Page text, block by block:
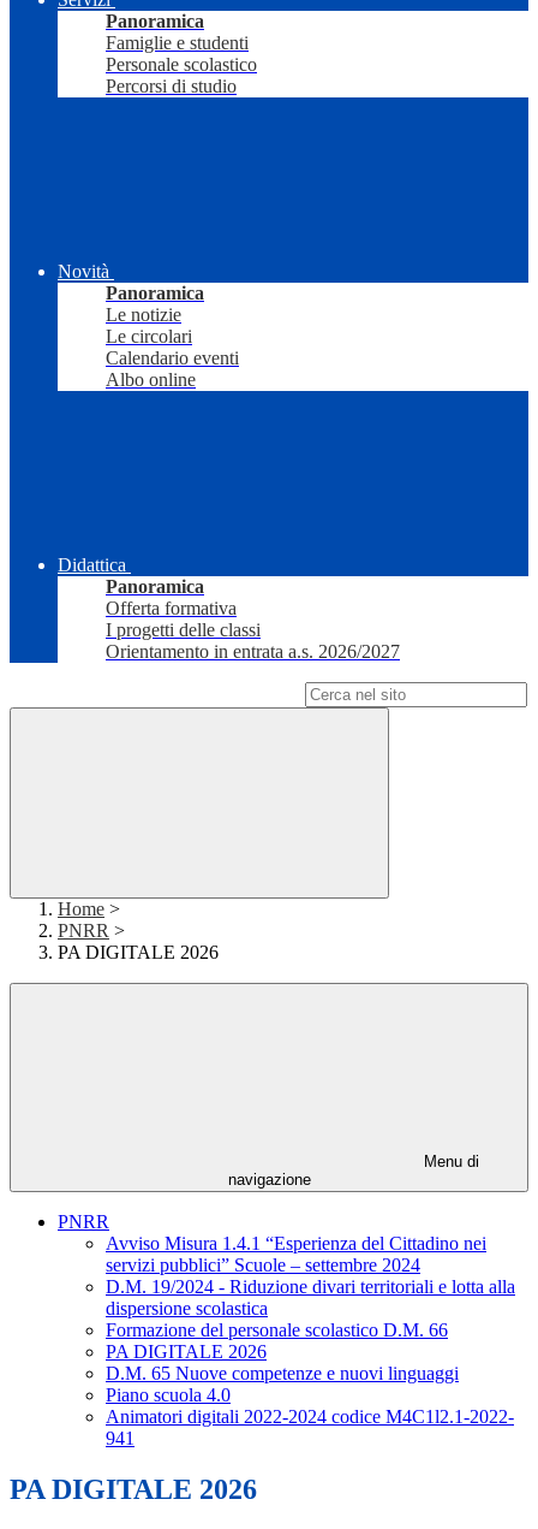
Panoramica
Famiglie e studenti
Personale scolastico
Percorsi di studio
Novità
Panoramica
Le notizie
Le circolari
Calendario eventi
Albo online
Didattica
Panoramica
Offerta formativa
I progetti delle classi
Orientamento in entrata a.s. 2026/2027
Home >
PNRR >
PA DIGITALE 2026
Menu di
navigazione
PNRR
Avviso Misura 1.4.1 “Esperienza del Cittadino nei
servizi pubblici” Scuole – settembre 2024
D.M. 19/2024 - Riduzione divari territoriali e lotta alla
dispersione scolastica
Formazione del personale scolastico D.M. 66
PA DIGITALE 2026
D.M. 65 Nuove competenze e nuovi linguaggi
Piano scuola 4.0
Animatori digitali 2022-2024 codice M4C1l2.1-2022-
941
PA DIGITALE 2026